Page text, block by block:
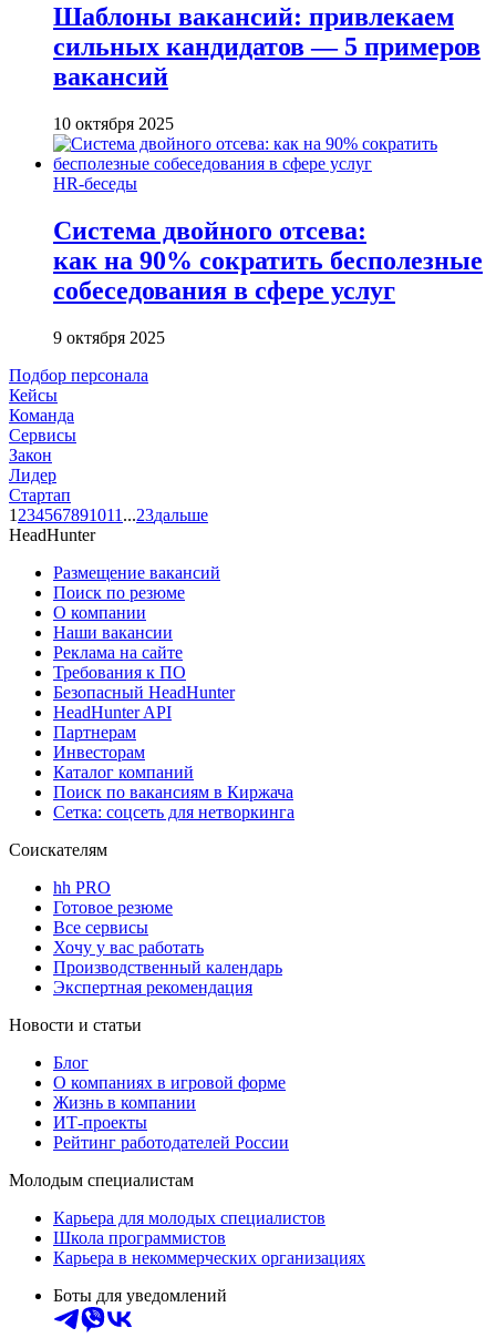
Шаблоны вакансий: привлекаем
сильных кандидатов — 5 примеров
вакансий
10 октября 2025
HR-беседы
Система двойного отсева:
как на 90% сократить бесполезные
собеседования в сфере услуг
9 октября 2025
Подбор персонала
Кейсы
Команда
Сервисы
Закон
Лидер
Стартап
1 234567891011 ...23дальше
HeadHunter
Размещение вакансий
Поиск по резюме
О компании
Наши вакансии
Реклама на сайте
Требования к ПО
Безопасный HeadHunter
HeadHunter API
Партнерам
Инвесторам
Каталог компаний
Поиск по вакансиям в Киржача
Сетка: соцсеть для нетворкинга
Соискателям
hh PRO
Готовое резюме
Все сервисы
Хочу у вас работать
Производственный календарь
Экспертная рекомендация
Новости и статьи
Блог
О компаниях в игровой форме
Жизнь в компании
ИТ-проекты
Рейтинг работодателей России
Молодым специалистам
Карьера для молодых специалистов
Школа программистов
Карьера в некоммерческих организациях
Боты для уведомлений